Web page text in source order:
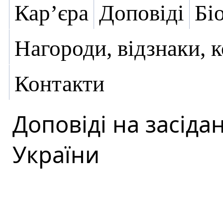
Кар’єра Доповіді
Нагороди, відзнаки,
Контакти
Доповіді на
України